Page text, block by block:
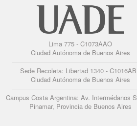
Lima 775 - C1073AAO
Ciudad Autónoma de Buenos Aires
Sede Recoleta: Libertad 1340 -
Ciudad Autónoma de Buenos Aires
Campus Costa Argentina: Av. Intermédanos
Pinamar, Provincia de Buenos Aires